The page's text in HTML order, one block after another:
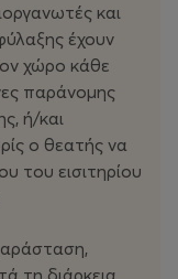
και
έχουν
χώρο κάθε
παράνομης
ή/και
ο θεατής να
του εισιτηρίου